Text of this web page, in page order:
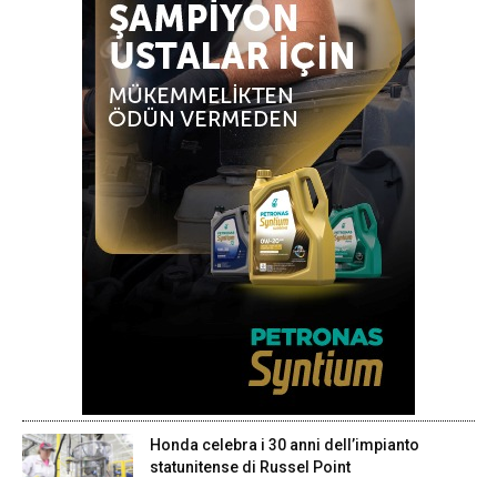
Honda celebra i 30 anni dell’impianto
statunitense di Russel Point